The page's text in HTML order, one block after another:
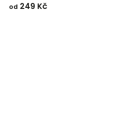
od 249 Kč